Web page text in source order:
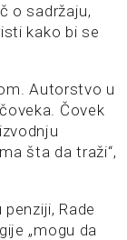
o sadržaju,
kako bi se
Autorstvo u
Čovek
šta da traži“,
Rade
„mogu da